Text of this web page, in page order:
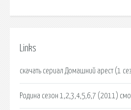
Links
скачать сериал Домашний арест (1
Родина сезон 1,2,3,4,5,6,7 (2011)